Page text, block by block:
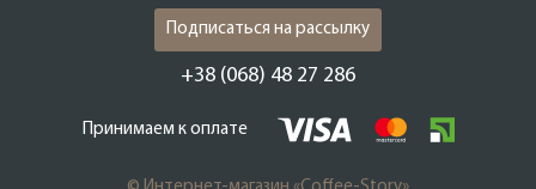
Подписаться на рассылку
+38 (068) 48 27 286
Принимаем к оплате